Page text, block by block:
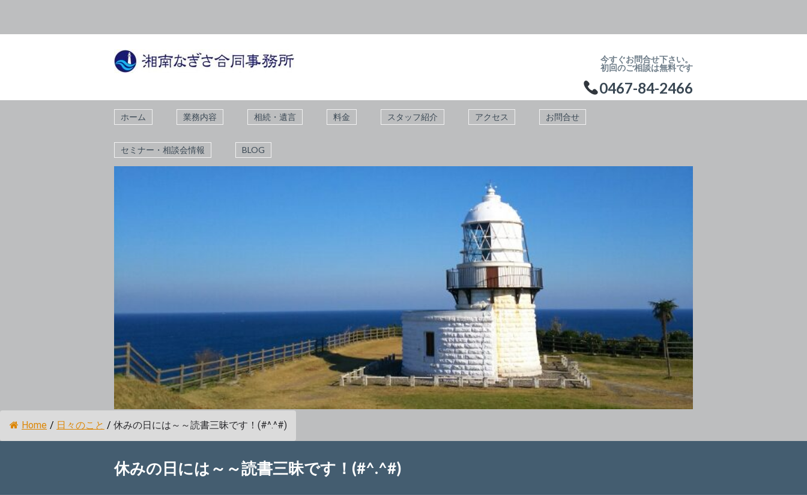
今すぐお問合せ下さい。
初回のご相談は無料です
0467-84-2466
ホーム 業務内容 相続・遺言 料金 スタッフ紹介 アクセス お問合せ
セミナー・相談会情報 BLOG
Home / 日々のこと / 休みの日には～～読書三昧です！(#^.^#)
休みの日には～～読書三昧です！(#^.^#)